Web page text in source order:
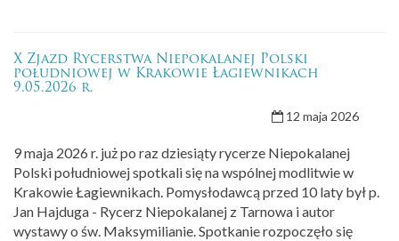
X Zjazd Rycerstwa Niepokalanej Polski
południowej w Krakowie Łagiewnikach
9.05.2026 r.
12 maja 2026
9 maja 2026 r. już po raz dziesiąty rycerze Niepokalanej
Polski południowej spotkali się na wspólnej modlitwie w
Krakowie Łagiewnikach. Pomysłodawcą przed 10 laty był p.
Jan Hajduga - Rycerz Niepokalanej z Tarnowa i autor
wystawy o św. Maksymilianie. Spotkanie rozpoczęło się